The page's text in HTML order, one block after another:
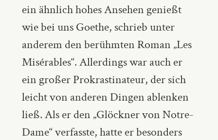
ein ähnlich hohes Ansehen genießt
wie bei uns Goethe, schrieb unter
anderem den berühmten Roman „Les
Misérables“. Allerdings war auch er
ein großer Prokrastinateur, der sich
leicht von anderen Dingen ablenken
ließ. Als er den „Glöckner von Notre-
Dame“ verfasste, hatte er besonders